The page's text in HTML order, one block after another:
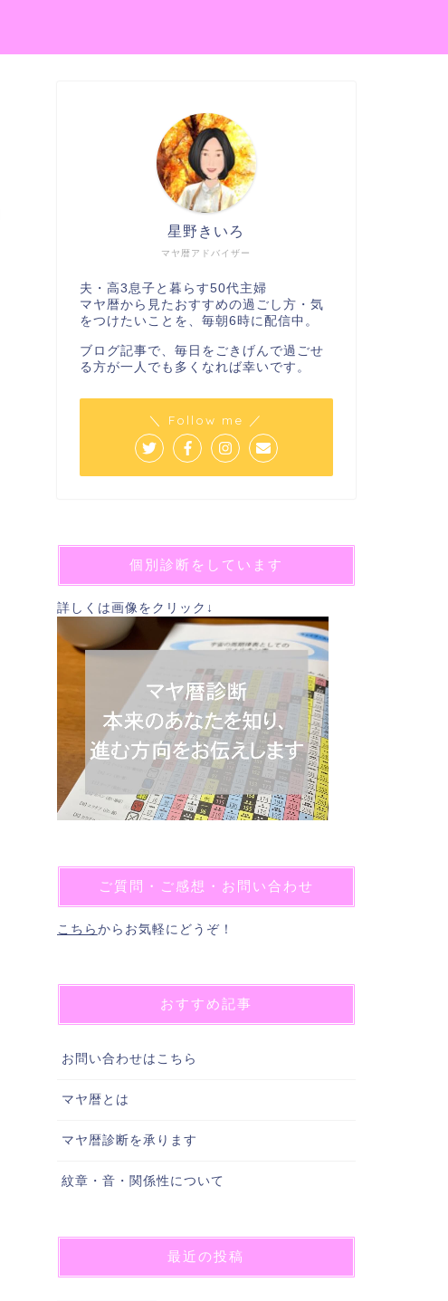
マヤ暦アドバイザー
星野きいろ
夫・高3息子と暮らす50代主婦
マヤ暦から見たおすすめの過ごし方・気
をつけたいことを、毎朝6時に配信中。
ブログ記事で、毎日をごきげんで過ごせ
る方が一人でも多くなれば幸いです。
＼ Follow me ／
個別診断をしています
詳しくは画像をクリック↓
ご質問・ご感想・お問い合わせ
こちら からお気軽にどうぞ！
おすすめ記事
お問い合わせはこちら
マヤ暦とは
マヤ暦診断を承ります
紋章・音・関係性について
最近の投稿